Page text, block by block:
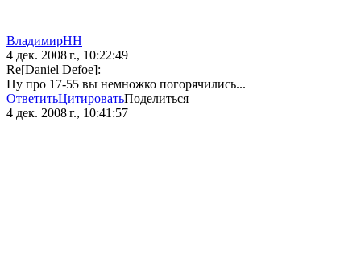
ВладимирНН
4 дек. 2008 г., 10:22:49
Re[Daniel Defoe]:
Ну про 17-55 вы немножко погорячились...
ОтветитьЦитироватьПоделиться
4 дек. 2008 г., 10:41:57